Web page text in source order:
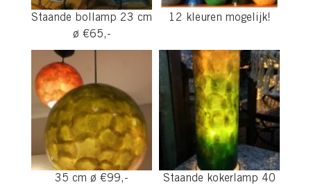
Staande bollamp 23 cm
ø €65,-
12 kleuren mogelijk!
35 cm ø €99,-
Staande kokerlamp 40